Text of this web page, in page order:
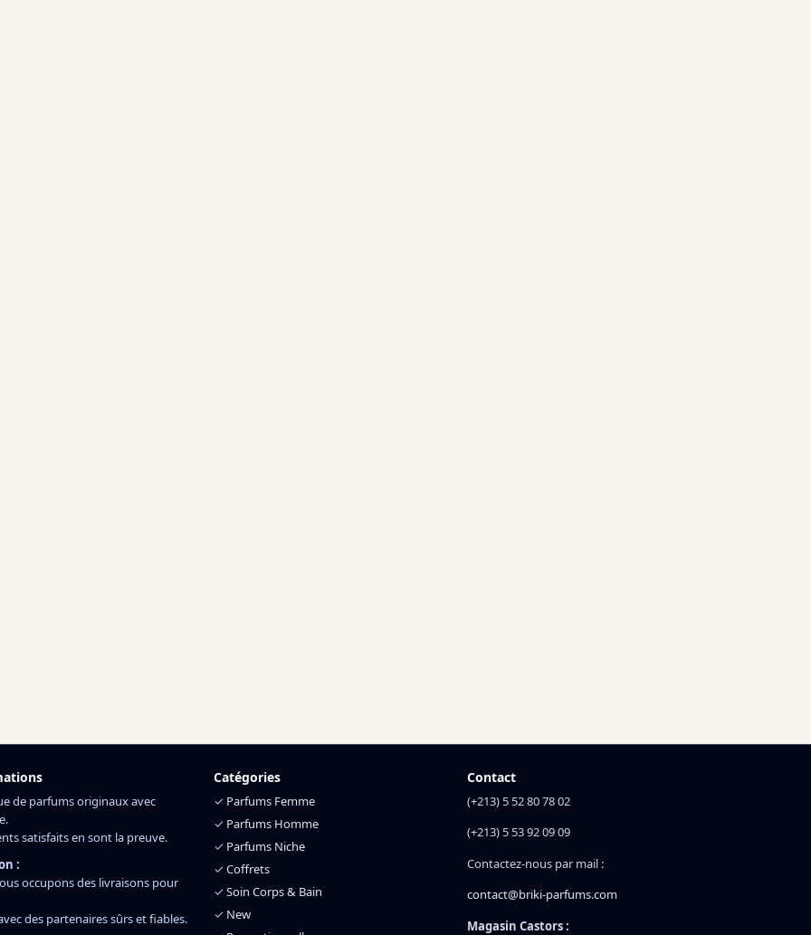
de parfums originaux avec
satisfaits en sont la preuve.
:
occupons des livraisons pour
des partenaires sûrs et fiables.
Catégories
✓ Parfums Femme
✓ Parfums Homme
✓ Parfums Niche
✓ Coffrets
✓ Soin Corps & Bain
✓ New
Contact
(+213) 5 52 80 78 02
(+213) 5 53 92 09 09
Contactez-nous par mail :
contact@briki-parfums.com
Magasin Castors :